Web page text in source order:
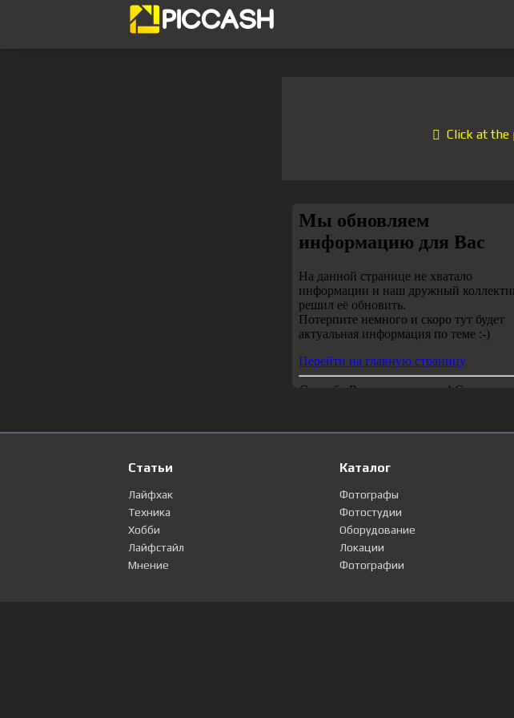
Click at
Статьи
Лайфхак
Техника
Хобби
Лайфстайл
Мнение
Каталог
Фотографы
Фотостудии
Оборудование
Локации
Фотографии